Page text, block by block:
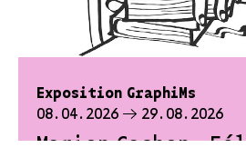
Exposition GraphiMs
08.04.2026
29.08.2026
Marion Cachon,